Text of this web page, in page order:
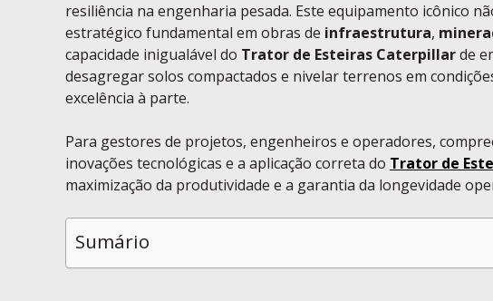
resiliência na engenharia pesada. Este equipamento icônico
estratégico fundamental em obras de infraestrutura,
capacidade inigualável do Trator de Esteiras Caterpillarde
desagregar solos compactados e nivelar terrenos em
excelência à parte.
Para gestores de projetos, engenheiros e operadores,
inovações tecnológicas e a aplicação correta do Trator de
maximização da produtividade e a garantia da longevidade
Sumário